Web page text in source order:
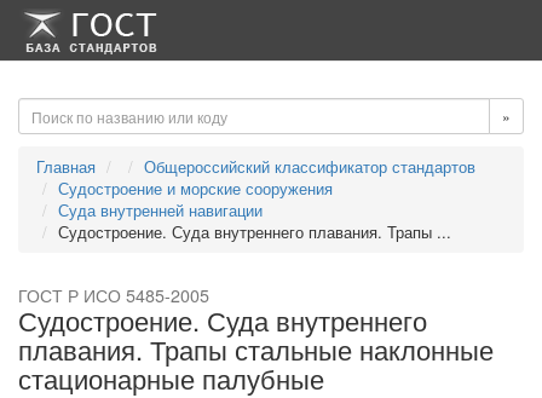
-->-->
»
Главная
Общероссийский классификатор стандартов
Судостроение и морские сооружения
Суда внутренней навигации
Судостроение. Суда внутреннего плавания. Трапы ...
ГОСТ Р ИСО 5485-2005
Судостроение. Суда внутреннего
плавания. Трапы стальные наклонные
стационарные палубные